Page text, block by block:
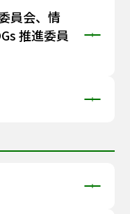
員会、情
推進委員